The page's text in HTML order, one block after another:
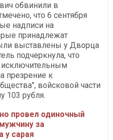
обвинили в
что 6 сентября
надписи на
принадлежат
выставлены у Дворца
подчеркнула, что
исключительным
презрение к
войсковой части
103 рубля.
провел одиночный
за
у сарая